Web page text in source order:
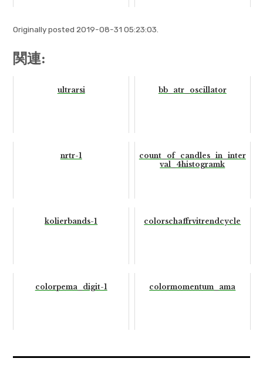
Originally posted 2019-08-31 05:23:03.
関連:
ultrarsi bb_atr_oscillator
nrtr-1
count_of_candles_in_inter
val_4histogramk
kolierbands-1 colorschaffrvitrendcycle
colorpema_digit-1 colormomentum_ama